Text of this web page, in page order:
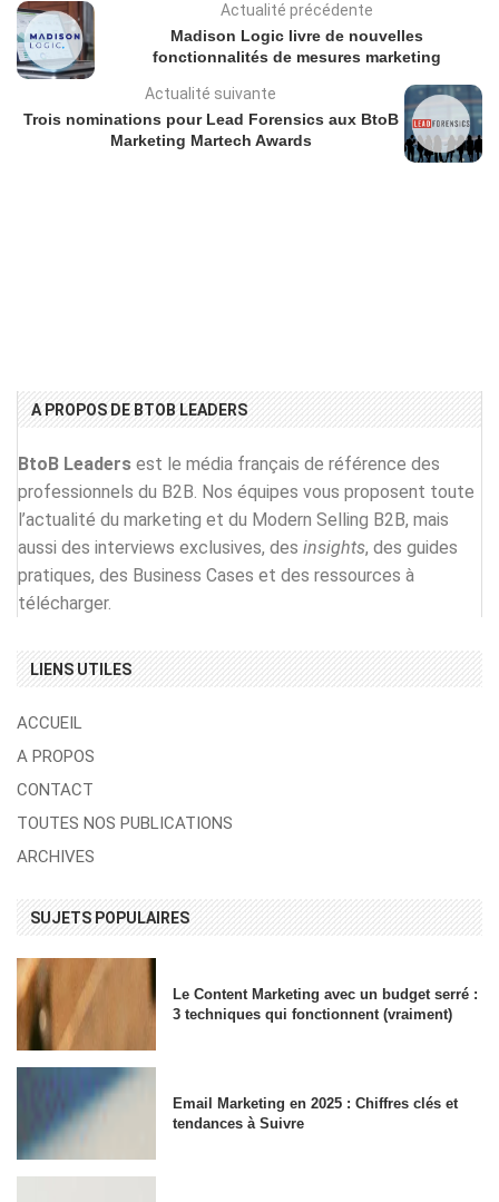
Actualité précédente
Madison Logic livre de nouvelles
fonctionnalités de mesures marketing
Actualité suivante
Trois nominations pour Lead Forensics aux BtoB
Marketing Martech Awards
A PROPOS DE BTOB LEADERS
BtoB Leaders est le média français de référence des
professionnels du B2B. Nos équipes vous proposent toute
l’actualité du marketing et du Modern Selling B2B, mais
aussi des interviews exclusives, des insights, des guides
pratiques, des Business Cases et des ressources à
télécharger.
LIENS UTILES
ACCUEIL
A PROPOS
CONTACT
TOUTES NOS PUBLICATIONS
ARCHIVES
SUJETS POPULAIRES
Le Content Marketing avec un budget serré :
3 techniques qui fonctionnent (vraiment)
Email Marketing en 2025 : Chiffres clés et
tendances à Suivre